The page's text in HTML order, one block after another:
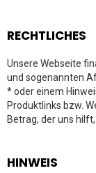
RECHTLICHES
Unsere Webseite
und sogenannten
* oder einem
Produktlinks bzw.
Betrag, der uns
HINWEIS